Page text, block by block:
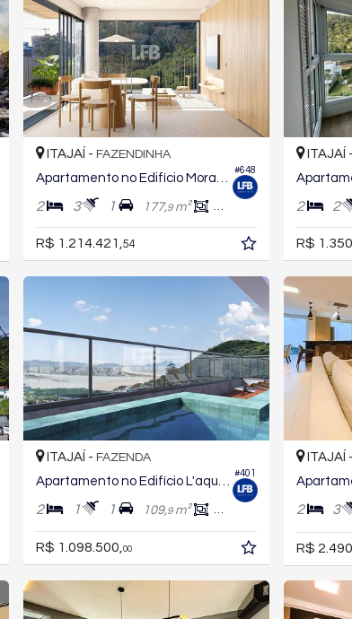
#648
ITAJAÍ - FAZENDINHA
Apartamento no Edifício Moradas Atalaia
2 3 1 177,9m² 87,
R$ 1.214.421,54
ITAJAÍ -
2 2
R$
#401
ITAJAÍ - FAZENDA
Apartamento no Edifício L'aquamarine Residence
2 1 1 109,9m² 74,
R$ 1.098.500, 00
ITAJAÍ -
2 3
R$